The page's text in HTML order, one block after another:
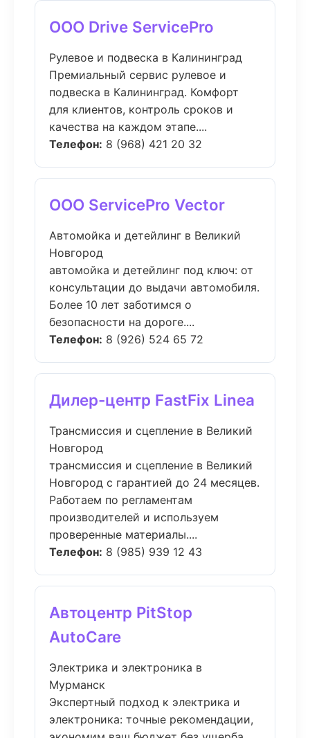
ООО Drive ServicePro
Рулевое и подвеска в Калининград
Премиальный сервис рулевое и
подвеска в Калининград. Комфорт
для клиентов, контроль сроков и
качества на каждом этапе....
Телефон: 8 (968) 421 20 32
ООО ServicePro Vector
Автомойка и детейлинг в Великий
Новгород
автомойка и детейлинг под ключ: от
консультации до выдачи автомобиля.
Более 10 лет заботимся о
безопасности на дороге....
Телефон: 8 (926) 524 65 72
Дилер-центр FastFix Linea
Трансмиссия и сцепление в Великий
Новгород
трансмиссия и сцепление в Великий
Новгород с гарантией до 24 месяцев.
Работаем по регламентам
производителей и используем
проверенные материалы....
Телефон: 8 (985) 939 12 43
Автоцентр PitStop
AutoCare
Электрика и электроника в
Мурманск
Экспертный подход к электрика и
электроника: точные рекомендации,